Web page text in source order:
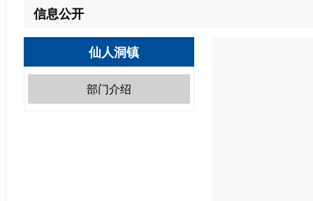
信息公开
仙人洞镇
部门介绍